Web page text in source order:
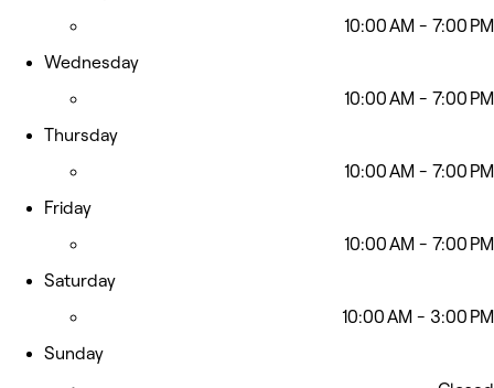
10:00 AM - 7:00 PM
Wednesday
10:00 AM - 7:00 PM
Thursday
10:00 AM - 7:00 PM
Friday
10:00 AM - 7:00 PM
Saturday
10:00 AM - 3:00 PM
Sunday